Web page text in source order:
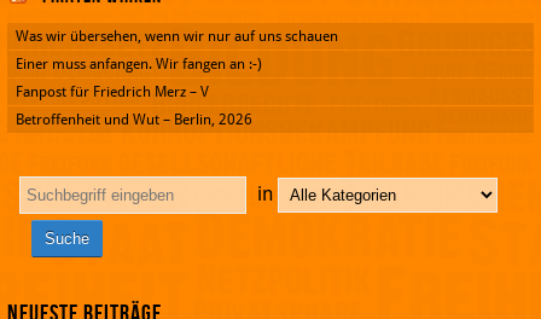
Was wir übersehen, wenn wir nur auf uns schauen
Einer muss anfangen. Wir fangen an :-)
Fanpost für Friedrich Merz – V
Betroffenheit und Wut – Berlin, 2026
in